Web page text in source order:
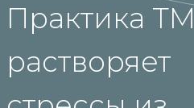
Практика ТМ
растворяет